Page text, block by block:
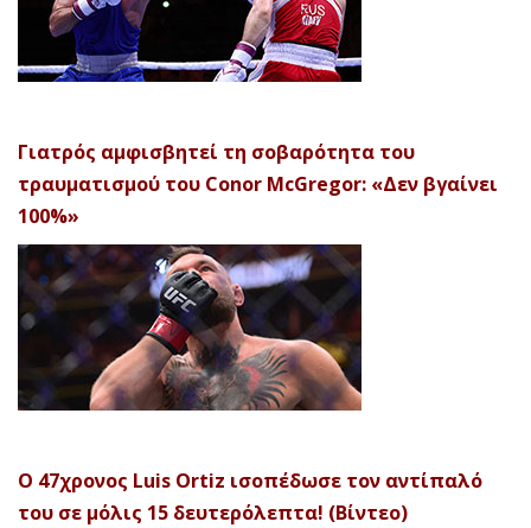
Γιατρός αμφισβητεί τη σοβαρότητα του
τραυματισμού του Conor McGregor: «Δεν βγαίνει
100%»
Ο 47χρονος Luis Ortiz ισοπέδωσε τον αντίπαλό
του σε μόλις 15 δευτερόλεπτα! (Βίντεο)